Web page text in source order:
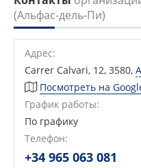
(Альфас-дель-Пи)
Адрес:
Carrer Calvari, 12, 3580,
Посмотреть на
График работы:
По графику
Телефон:
+34 965 063 081